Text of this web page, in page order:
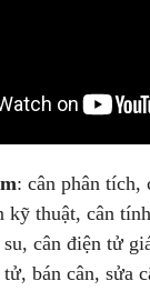
: cân phân tích,
kỹ thuật, cân
su, cân điện tử
bán cân, sửa